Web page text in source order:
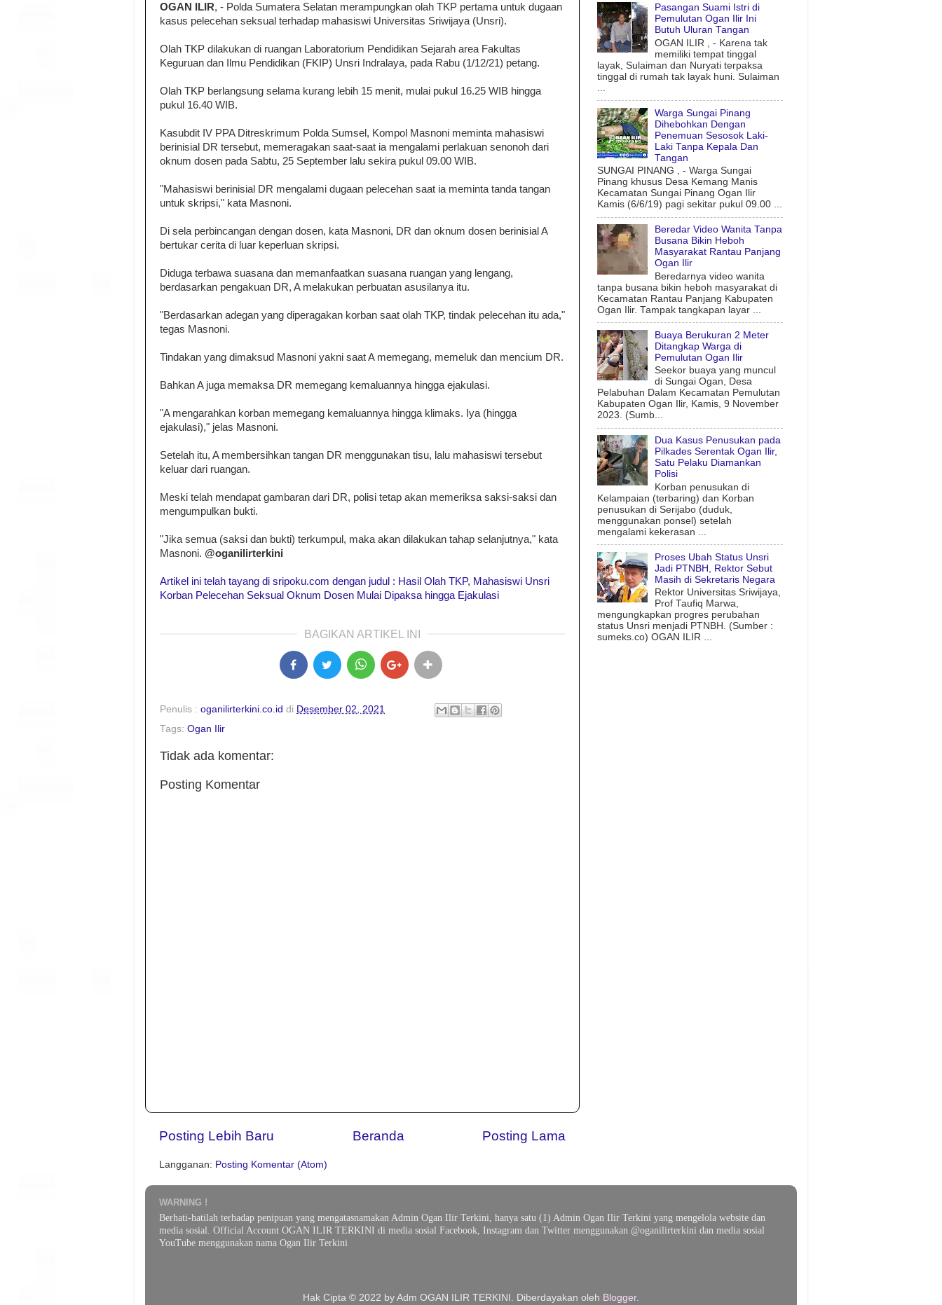
OGAN ILIR, - Polda Sumatera Selatan merampungkan olah TKP pertama untuk dugaan
kasus pelecehan seksual terhadap mahasiswi Universitas Sriwijaya (Unsri).
Olah TKP dilakukan di ruangan Laboratorium Pendidikan Sejarah area Fakultas
Keguruan dan Ilmu Pendidikan (FKIP) Unsri Indralaya, pada Rabu (1/12/21) petang.
Olah TKP berlangsung selama kurang lebih 15 menit, mulai pukul 16.25 WIB hingga
pukul 16.40 WIB.
Kasubdit IV PPA Ditreskrimum Polda Sumsel, Kompol Masnoni meminta mahasiswi
berinisial DR tersebut, memeragakan saat-saat ia mengalami perlakuan senonoh dari
oknum dosen pada Sabtu, 25 September lalu sekira pukul 09.00 WIB.
"Mahasiswi berinisial DR mengalami dugaan pelecehan saat ia meminta tanda tangan
untuk skripsi," kata Masnoni.
Di sela perbincangan dengan dosen, kata Masnoni, DR dan oknum dosen berinisial A
bertukar cerita di luar keperluan skripsi.
Diduga terbawa suasana dan memanfaatkan suasana ruangan yang lengang,
berdasarkan pengakuan DR, A melakukan perbuatan asusilanya itu.
"Berdasarkan adegan yang diperagakan korban saat olah TKP, tindak pelecehan itu ada,"
tegas Masnoni.
Tindakan yang dimaksud Masnoni yakni saat A memegang, memeluk dan mencium DR.
Bahkan A juga memaksa DR memegang kemaluannya hingga ejakulasi.
"A mengarahkan korban memegang kemaluannya hingga klimaks. Iya (hingga
ejakulasi)," jelas Masnoni.
Setelah itu, A membersihkan tangan DR menggunakan tisu, lalu mahasiswi tersebut
keluar dari ruangan.
Meski telah mendapat gambaran dari DR, polisi tetap akan memeriksa saksi-saksi dan
mengumpulkan bukti.
"Jika semua (saksi dan bukti) terkumpul, maka akan dilakukan tahap selanjutnya," kata
Masnoni. @oganilirterkini
Artikel ini telah tayang di sripoku.com dengan judul : Hasil Olah TKP, Mahasiswi Unsri
Korban Pelecehan Seksual Oknum Dosen Mulai Dipaksa hingga Ejakulasi
BAGIKAN ARTIKEL INI
Penulis : oganilirterkini.co.id di Desember 02, 2021
Tags: Ogan Ilir
Tidak ada komentar:
Posting Komentar
Posting Lebih Baru Posting Lama
Beranda
Langganan: Posting Komentar (Atom)
Pasangan Suami Istri di
Pemulutan Ogan Ilir Ini
Butuh Uluran Tangan
OGAN ILIR , - Karena tak
memiliki tempat tinggal
layak, Sulaiman dan Nuryati terpaksa
tinggal di rumah tak layak huni. Sulaiman
Warga Sungai Pinang
Dihebohkan Dengan
Penemuan Sesosok Laki-
Laki Tanpa Kepala Dan
Tangan
SUNGAI PINANG , - Warga Sungai
Pinang khusus Desa Kemang Manis
Kecamatan Sungai Pinang Ogan Ilir
Kamis (6/6/19) pagi sekitar pukul 09.00 ...
Beredar Video Wanita Tanpa
Busana Bikin Heboh
Masyarakat Rantau Panjang
Ogan Ilir
Beredarnya video wanita
tanpa busana bikin heboh masyarakat di
Kecamatan Rantau Panjang Kabupaten
Ogan Ilir. Tampak tangkapan layar ...
Buaya Berukuran 2 Meter
Ditangkap Warga di
Pemulutan Ogan Ilir
Seekor buaya yang muncul
di Sungai Ogan, Desa
Pelabuhan Dalam Kecamatan Pemulutan
Kabupaten Ogan Ilir, Kamis, 9 November
2023. (Sumb...
Dua Kasus Penusukan pada
Pilkades Serentak Ogan Ilir,
Satu Pelaku Diamankan
Polisi
Korban penusukan di
Kelampaian (terbaring) dan Korban
penusukan di Serijabo (duduk,
menggunakan ponsel) setelah
mengalami kekerasan ...
Proses Ubah Status Unsri
Jadi PTNBH, Rektor Sebut
Masih di Sekretaris Negara
Rektor Universitas Sriwijaya,
Prof Taufiq Marwa,
mengungkapkan progres perubahan
status Unsri menjadi PTNBH. (Sumber :
sumeks.co) OGAN ILIR ...
WARNING !
Berhati-hatilah terhadap penipuan yang mengatasnamakan Admin Ogan Ilir Terkini, hanya satu (1) Admin Ogan Ilir Terkini yang mengelola website dan
media sosial. Official Account OGAN ILIR TERKINI di media sosial Facebook, Instagram dan Twitter menggunakan @oganilirterkini dan media sosial
YouTube menggunakan nama Ogan Ilir Terkini
Hak Cipta © 2022 by Adm OGAN ILIR TERKINI. Diberdayakan oleh Blogger.